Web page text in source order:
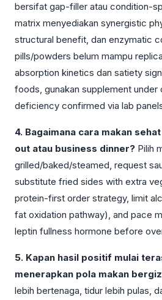
bersifat gap-filler atau condition-
matrix menyediakan synergistic
structural benefit, dan enzymatic
pills/powders belum mampu
absorption kinetics dan satiety
foods, gunakan supplement under
deficiency confirmed via lab
4. Bagaimana cara makan
out atau business dinner? Pilih
grilled/baked/steamed, request
substitute fried sides with extra
protein-first order strategy, limit
fat oxidation pathway), and pace
leptin fullness hormone before
5. Kapan hasil positif mulai
menerapkan pola makan
lebih bertenaga, tidur lebih pulas,